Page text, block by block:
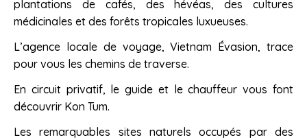
plantations de cafés, des hévéas, des cultures
médicinales et des forêts tropicales luxueuses.
L’agence locale de voyage, Vietnam Évasion, trace
pour vous les chemins de traverse.
En circuit privatif, le guide et le chauffeur vous font
découvrir Kon Tum.
Les remarquables sites naturels occupés par des